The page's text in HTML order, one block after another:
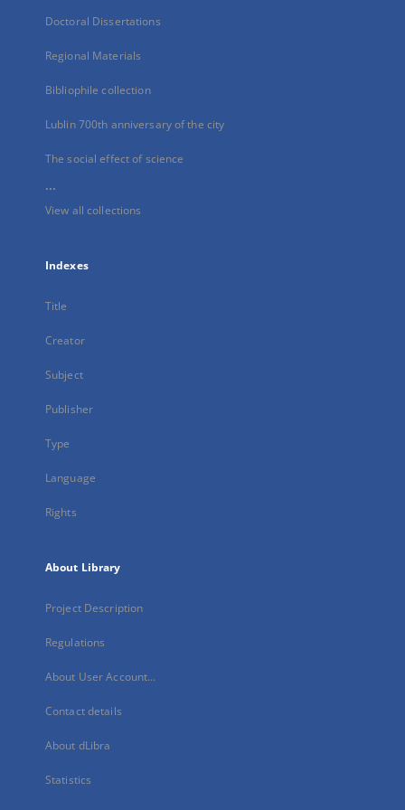
Doctoral Dissertations
Regional Materials
Bibliophile collection
Lublin 700th anniversary of the city
The social effect of science
...
View all collections
Indexes
Title
Creator
Subject
Publisher
Type
Language
Rights
About Library
Project Description
Regulations
About User Account...
Contact details
About dLibra
Statistics